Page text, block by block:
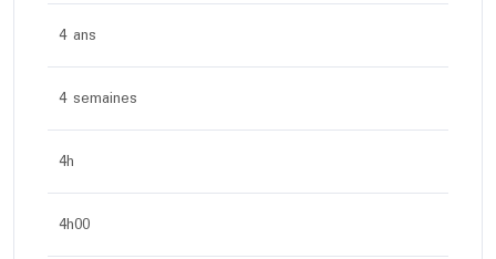
4 ans
4 semaines
4h
4h00